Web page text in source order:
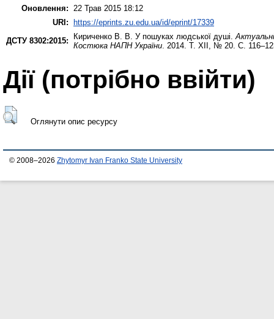
Оновлення: 22 Трав 2015 18:12
URI:
https://eprints.zu.edu.ua/id/eprint/17339
ДСТУ 8302:2015:
Кириченко В. В. У пошуках людської душі.
Костюка НАПН України. 2014. Т. ХІІ, № 20. С.
Дії ​​(потрібно ввійти)
Оглянути опис ресурсу
© 2008–2026 Zhytomyr Ivan Franko State University